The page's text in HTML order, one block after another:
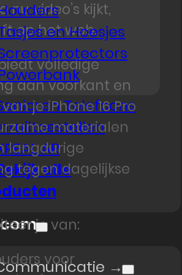
en Hoesjes
Telefoons
AR
alle
→
nu video’s kijkt,
op het web.
volledige
aan voorkant en
je iPhone 16 Pro
materialen
langdurige
tegen dagelijkse
je van:
voor